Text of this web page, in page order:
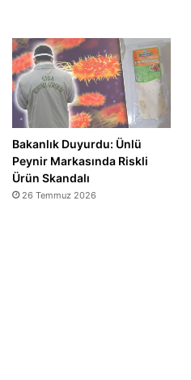
Bakanlık Duyurdu: Ünlü
Peynir Markasında Riskli
Ürün Skandalı
26 Temmuz 2026